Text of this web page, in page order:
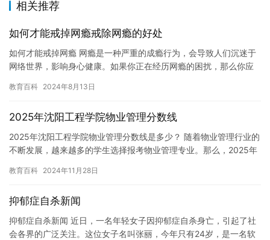
相关推荐
如何才能戒掉网瘾戒除网瘾的好处
如何才能戒掉网瘾 网瘾是一种严重的成瘾行为，会导致人们沉迷于
网络世界，影响身心健康。如果你正在经历网瘾的困扰，那么你应
教育百科 2024年8月13日
2025年沈阳工程学院物业管理分数线
2025年沈阳工程学院物业管理分数线是多少？ 随着物业管理行业的
不断发展，越来越多的学生选择报考物业管理专业。那么，2025年
教育百科 2024年11月28日
抑郁症自杀新闻
抑郁症自杀新闻 近日，一名年轻女子因抑郁症自杀身亡，引起了社
会各界的广泛关注。这位女子名叫张丽，今年只有24岁，是一名软